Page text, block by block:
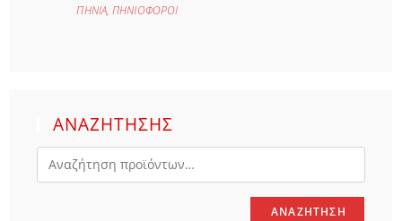
ΠΗΝΙΑ,ΠΗΝΙΟΦΟΡΟΙ
ΑΝΑΖΗΤΗΣΗΣ
ΑΝΑΖΉΤΗΣΗ